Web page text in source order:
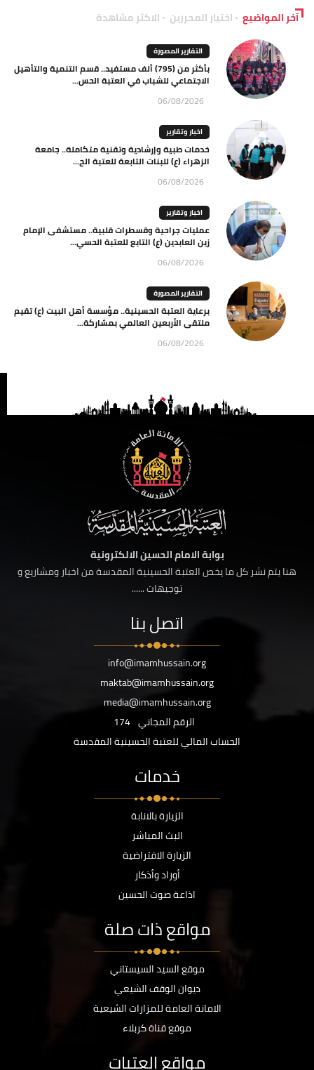
آخر المواضيع اختيار المحررين الاكثر مشاهدة
التقارير المصورة
بأكثر من (795) ألف مستفيد.. قسم التنمية والتأهيل
الاجتماعي للشباب في العتبة الحس...
06/08/2026
اخبار وتقارير
خدمات طبية وإرشادية وتقنية متكاملة.. جامعة
الزهراء (ع) للبنات التابعة للعتبة الح...
06/08/2026
اخبار وتقارير
عمليات جراحية وقسطرات قلبية.. مستشفى الإمام
زين العابدين (ع) التابع للعتبة الحسي...
06/08/2026
التقارير المصورة
برعاية العتبة الحسينية.. مؤسسة أهل البيت (ع) تقيم
ملتقى الأربعين العالمي بمشاركة...
06/08/2026
بوابة الامام الحسين الالكترونية
هنا يتم نشر كل ما يخص العتبة الحسينية المقدسة من اخبار ومشاريع و
توجيهات ......
اتصل بنا
info@imamhussain.org
maktab@imamhussain.org
media@imamhussain.org
الرقم المجاني 174
الحساب المالي للعتبة الحسينية المقدسة
خدمات
الزيارة بالانابة
البث المباشر
الزيارة الافتراضية
أوراد وأذكار
اذاعة صوت الحسين
مواقع ذات صلة
موقع السيد السيستاني
ديوان الوقف الشيعي
الامانة العامة للمزارات الشيعية
موقع قناة كربلاء
مواقع العتبات